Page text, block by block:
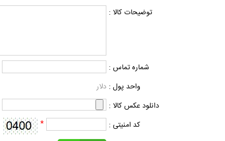
توضیحات کالا :
شماره تماس :
واحد پول : دلار
دانلود عکس کالا :
کد امنیتی :
*